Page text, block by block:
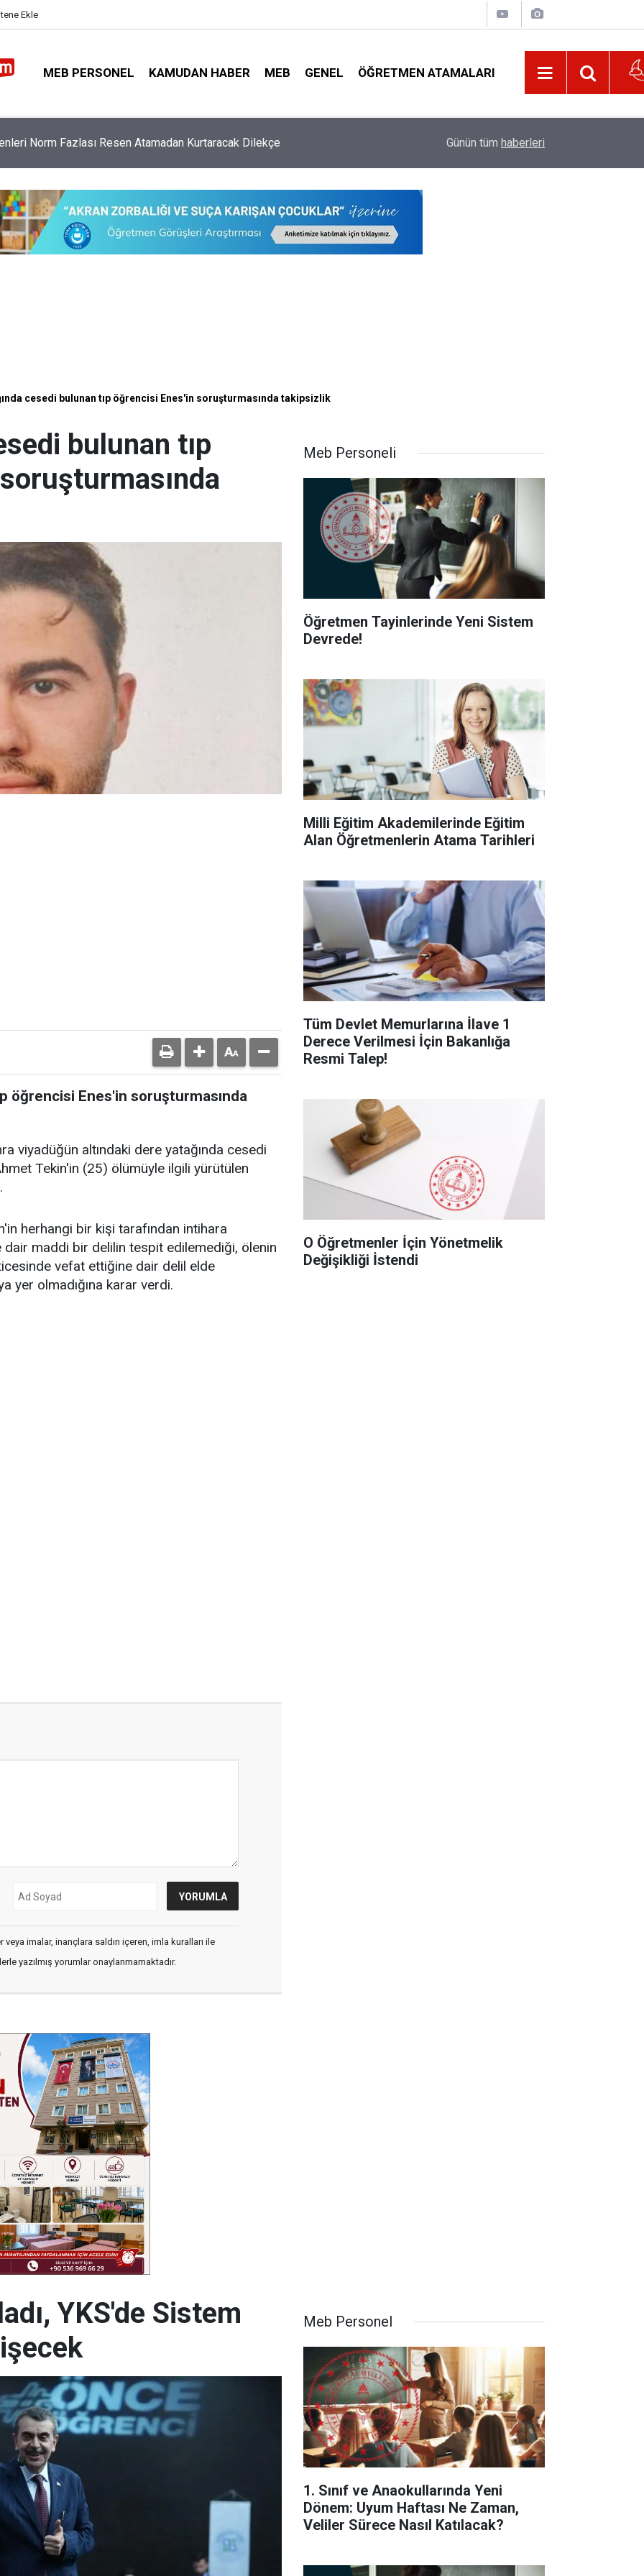
Ekle
MEB PERSONEL KAMUDAN HABER MEB GENEL ÖĞRETMEN ATAMALARI
Ettiği İddia Edilen Okul Müdürüne Uzaklaştırma Kararı Kurul Kararı Gereği O Öğretmenlere 5.256 TL
Günün tüm haberleri
cesedi bulunan tıp öğrencisi Enes'in soruşturmasında takipsizlik
bulunan tıp
öğrencisi Enes'in soruşturmasında
viyadüğün altındaki dere yatağında cesedi
Tekin'in (25) ölümüyle ilgili yürütülen
herhangi bir kişi tarafından intihara
maddi bir delilin tespit edilemediği, ölenin
vefat ettiğine dair delil elde
yer olmadığına karar verdi.
imalar, inançlara saldırı içeren, imla kuralları ile
yazılmış yorumlar onaylanmamaktadır.
Meb Personeli
Öğretmen Tayinlerinde Yeni Sistem
Devrede!
Milli Eğitim Akademilerinde Eğitim
Alan Öğretmenlerin Atama Tarihleri
Tüm Devlet Memurlarına İlave 1
Derece Verilmesi İçin Bakanlığa
Resmi Talep!
O Öğretmenler İçin Yönetmelik
Değişikliği İstendi
YKS'de Sistem
Meb Personel
1. Sınıf ve Anaokullarında Yeni
Dönem: Uyum Haftası Ne Zaman,
Veliler Sürece Nasıl Katılacak?